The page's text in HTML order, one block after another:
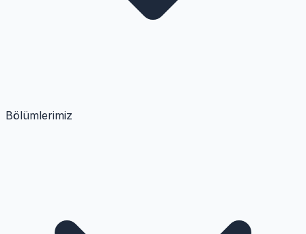
Bölümlerimiz